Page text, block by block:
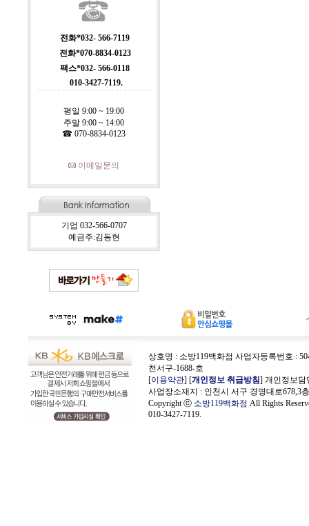
전화*032- 566-7119
전화*070-8834-0123
팩스*032- 566-0118
010-3427-7119.
평일 9:00 ~ 19:00
주말 9:00 ~ 14:00
☎ 070-8834-0123
이메일문의
기업 032-566-0707
예금주:김동현
상호명 : 소방119백화점 사업자등록번호 :
천서구-1688-호
[이용약관] [개인정보 취급방침] 개인정보
사업장소재지 : 인천시 서구 경명대로678,3
Copyright ⓒ 소방119백화점 All Rights
010-3427-7119.